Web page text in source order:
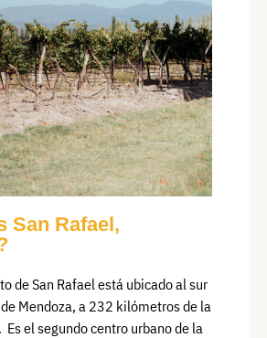
San Rafael,
de San Rafael está ubicado al sur
Mendoza, a 232 kilómetros de la
el segundo centro urbano de la